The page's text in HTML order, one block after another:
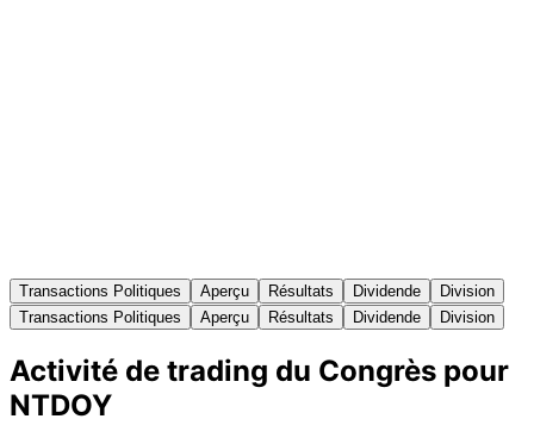
Transactions Politiques Aperçu Résultats Dividende
Division
Transactions Politiques
Aperçu Résultats Dividende Division
Activité de trading du Congrès pour
NTDOY